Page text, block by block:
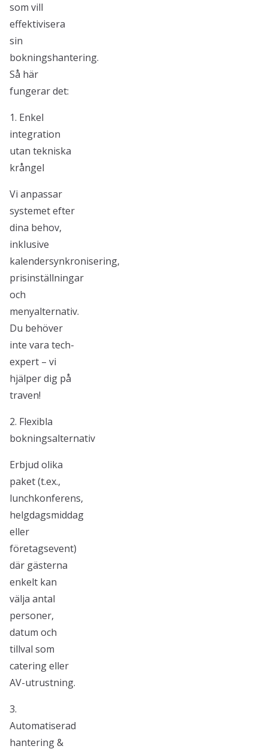
som vill
effektivisera
sin
bokningshantering.
Så här
fungerar det:
1. Enkel
integration
utan tekniska
krångel
Vi anpassar
systemet efter
dina behov,
inklusive
kalendersynkronisering,
prisinställningar
och
menyalternativ.
Du behöver
inte vara tech-
expert – vi
hjälper dig på
traven!
2. Flexibla
bokningsalternativ
Erbjud olika
paket (t.ex.,
lunchkonferens,
helgdagsmiddag
eller
företagsevent)
där gästerna
enkelt kan
välja antal
personer,
datum och
tillval som
catering eller
AV-utrustning.
3.
Automatiserad
hantering &